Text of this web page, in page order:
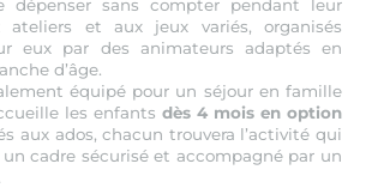
dépenser sans compter pendant leur
ateliers et aux jeux variés, organisés
eux par des animateurs adaptés en
d’âge.
équipé pour un séjour en famille
les enfants dès 4 mois en option
aux ados, chacun trouvera l’activité qui
cadre sécurisé et accompagné par un